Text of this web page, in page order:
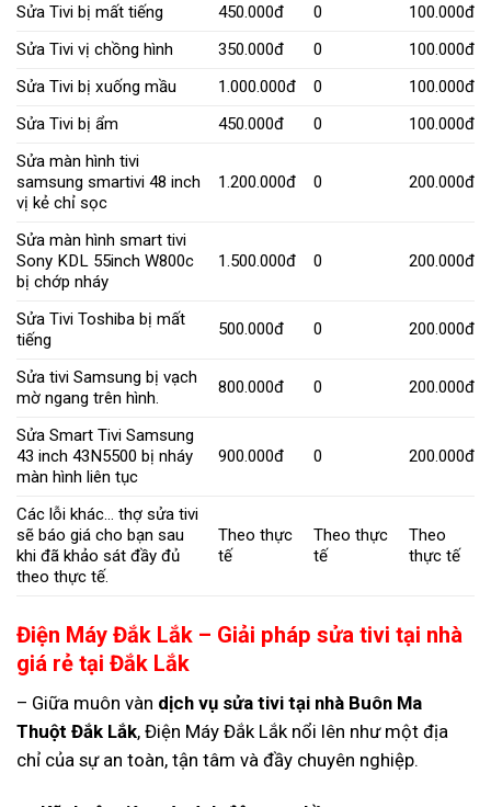
Sửa Tivi bị mất tiếng 450.000đ 0
100.000đ
Sửa Tivi vị chồng hình
350.000đ 0
100.000đ
Sửa Tivi bị xuống mầu
1.000.000đ 0
100.000đ
Sửa Tivi bị ẩm
450.000đ 0
100.000đ
Sửa màn hình tivi
samsung smartivi 48 inch
vị kẻ chỉ sọc
1.200.000đ 0 200.000đ
Sửa màn hình smart tivi
Sony KDL 55inch W800c
bị chớp nháy
1.500.000đ 0 200.000đ
Sửa Tivi Toshiba bị mất
tiếng
500.000đ 0 200.000đ
Sửa tivi Samsung bị vạch
mờ ngang trên hình.
800.000đ 0 200.000đ
Sửa Smart Tivi Samsung
43 inch 43N5500 bị nháy
màn hình liên tục
900.000đ 0 200.000đ
Các lỗi khác… thợ sửa tivi
sẽ báo giá cho bạn sau
khi đã khảo sát đầy đủ
theo thực tế.
Theo thực
tế
Theo thực
tế
Theo
thực tế
Điện Máy Đắk Lắk – Giải pháp sửa tivi tại nhà
giá rẻ tại Đắk Lắk
– Giữa muôn vàn dịch vụ sửa tivi tại nhà Buôn Ma
Thuột Đắk Lắk, Điện Máy Đắk Lắk nổi lên như một địa
chỉ của sự an toàn, tận tâm và đầy chuyên nghiệp.